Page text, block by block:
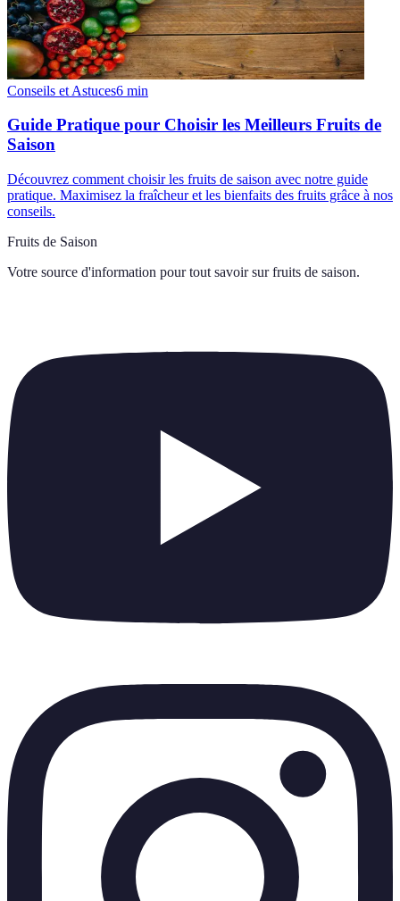
Conseils et Astuces6 min
Guide Pratique pour Choisir les Meilleurs Fruits de
Saison
Découvrez comment choisir les fruits de saison avec notre guide
pratique. Maximisez la fraîcheur et les bienfaits des fruits grâce à nos
conseils.
Fruits de Saison
Votre source d'information pour tout savoir sur fruits de saison.